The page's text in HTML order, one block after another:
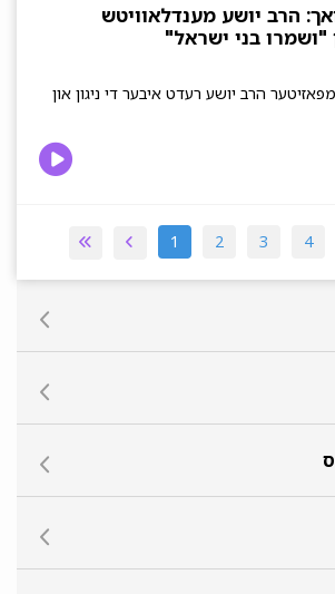
הרב יושע מענדלאוויטש
"ושמרו בני ישראל"
הרב יושע רעדט איבער די ניגון און
1 2 3 4